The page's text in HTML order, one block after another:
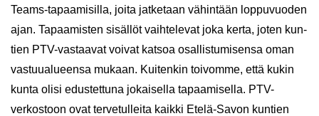
Teams-​tapaamisilla, joita jat­ke­taan vä­hin­tään lop­pu­vuo­den
ajan. Ta­paa­mis­ten si­säl­löt vaih­te­le­vat joka kerta, joten kun­
tien PTV-​vastaavat voi­vat kat­soa osal­lis­tu­mi­sen­sa oman
vas­tuu­alu­een­sa mu­kaan. Kui­ten­kin toi­vom­me, että kukin
kunta olisi edus­tet­tu­na jo­kai­sel­la ta­paa­mi­sel­la. PTV-​
verkostoon ovat ter­ve­tul­lei­ta kaik­ki Etelä-​Savon kun­tien